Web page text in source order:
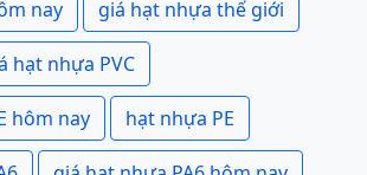
nay giá hạt nhựa thế giới
hạt nhựa PVC
hôm nay hạt nhựa PE